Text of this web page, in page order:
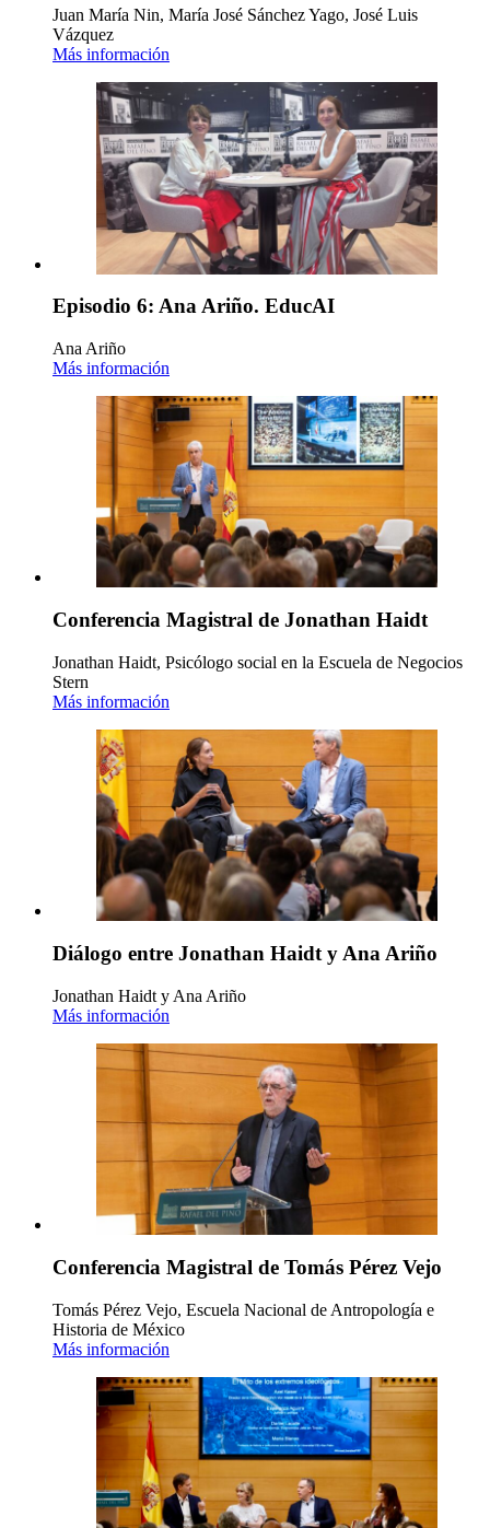
Juan María Nin, María José Sánchez Yago, José Luis
Vázquez
Más información
Episodio 6: Ana Ariño. EducAI
Ana Ariño
Más información
Conferencia Magistral de Jonathan Haidt
Jonathan Haidt, Psicólogo social en la Escuela de Negocios
Stern
Más información
Diálogo entre Jonathan Haidt y Ana Ariño
Jonathan Haidt y Ana Ariño
Más información
Conferencia Magistral de Tomás Pérez Vejo
Tomás Pérez Vejo, Escuela Nacional de Antropología e
Historia de México
Más información